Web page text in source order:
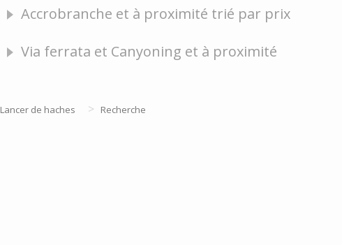
Accrobranche et à proximité trié par prix
Via ferrata et Canyoning et à proximité
Lancer de haches > Recherche